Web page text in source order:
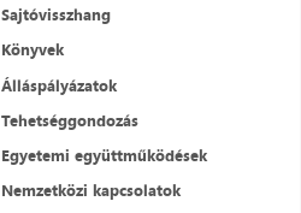
Sajtóvisszhang
Könyvek
Álláspályázatok
Tehetséggondozás
Egyetemi együttműködések
Nemzetközi kapcsolatok